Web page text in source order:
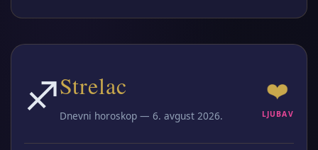
♐Strelac
Dnevni horoskop — 6. avgust 2026.
❤️
LJUBAV